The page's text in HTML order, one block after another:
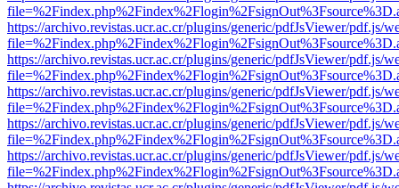
https://archivo.revistas.ucr.ac.cr/plugins/generic/pdfJsViewer/pdf.js/
https://archivo.revistas.ucr.ac.cr/plugins/generic/pdfJsViewer/pdf.js/
https://archivo.revistas.ucr.ac.cr/plugins/generic/pdfJsViewer/pdf.js/
https://archivo.revistas.ucr.ac.cr/plugins/generic/pdfJsViewer/pdf.js/
https://archivo.revistas.ucr.ac.cr/plugins/generic/pdfJsViewer/pdf.js/